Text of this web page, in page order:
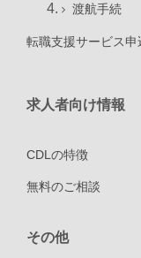
渡航手続
転職支援サービス申
求人者向け情報
CDLの特徴
無料のご相談
その他